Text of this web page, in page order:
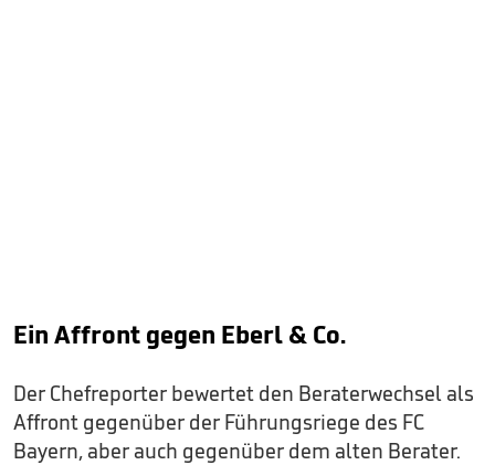
Ein Affront gegen Eberl & Co.
Der Chefreporter bewertet den Beraterwechsel als
Affront gegenüber der Führungsriege des FC
Bayern, aber auch gegenüber dem alten Berater.